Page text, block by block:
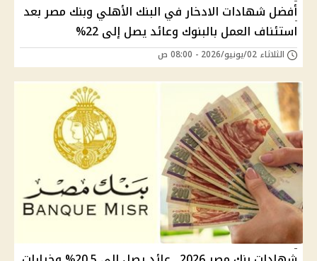
أفضل شهادات الادخار في البنك الأهلي وبنك مصر بعد
استئناف العمل بالبنوك وعائد يصل إلى 22%
الثلاثاء 02/يونيو/2026 - 08:00 ص